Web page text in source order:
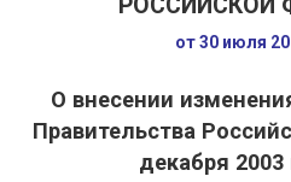
от 30 июля
О внесении
Правительства
декабря